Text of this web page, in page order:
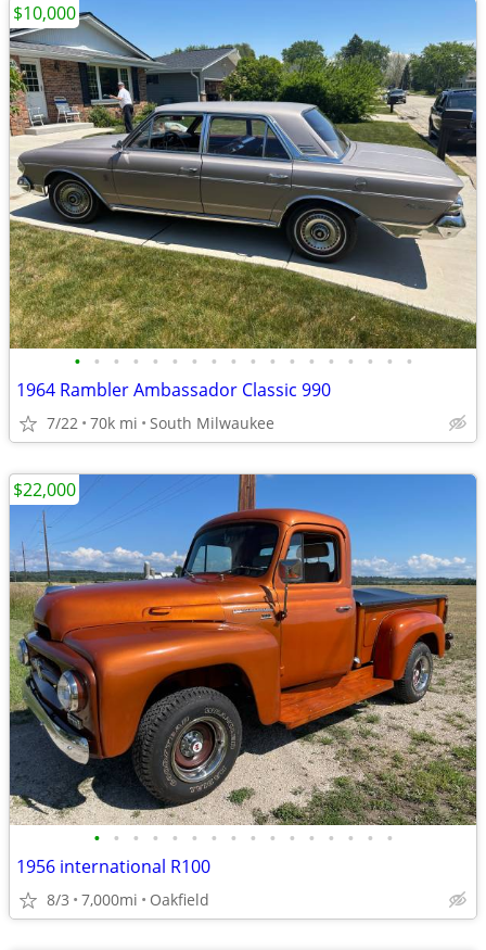
• • • • • • • • • • • • • • • • • •
1964 Rambler Ambassador Classic 990
7/22 70k mi South Milwaukee
$10,000
• • • • • • • • • • • • • • • •
1956 international R100
8/3 7,000mi Oakfield
$22,000